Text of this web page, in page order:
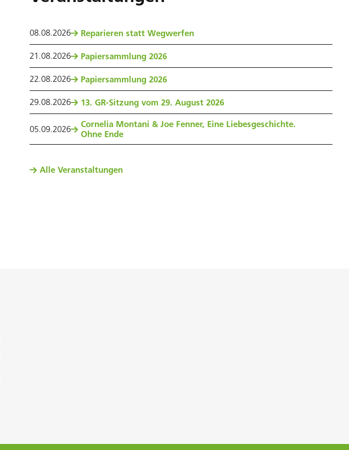
08.08.2026 Reparieren statt Wegwerfen
21 .08.2026 Papiersammlung 2026
22.08.2026 Papiersammlung 2026
29.08.2026 13. GR-Sitzung vom 29. August 2026
05.09.2026
Cornelia Montani & Joe Fenner, Eine Liebesgeschichte.
Ohne Ende
Alle Veranstaltungen